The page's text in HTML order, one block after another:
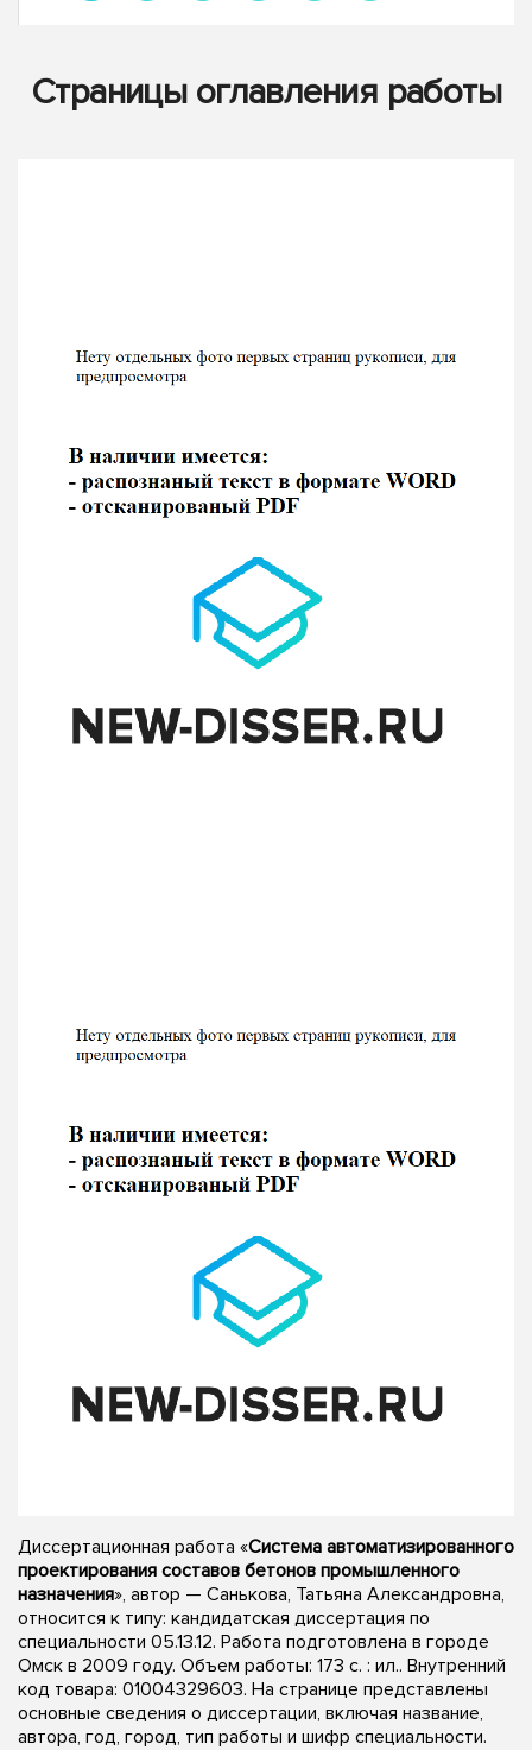
Страницы оглавления работы
Диссертационная работа «Система автоматизированного
проектирования составов бетонов промышленного
назначения», автор — Санькова, Татьяна Александровна,
относится к типу: кандидатская диссертация по
специальности 05.13.12. Работа подготовлена в городе
Омск в 2009 году. Объем работы: 173 с. : ил.. Внутренний
код товара: 01004329603. На странице представлены
основные сведения о диссертации, включая название,
автора, год, город, тип работы и шифр специальности.